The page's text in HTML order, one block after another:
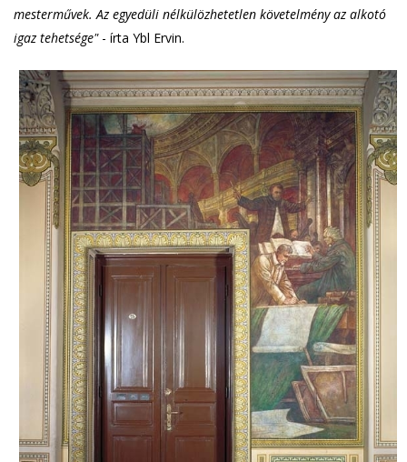
mesterművek. Az egyedüli nélkülözhetetlen követelmény az alkotó
igaz tehetsége"- írta Ybl Ervin.